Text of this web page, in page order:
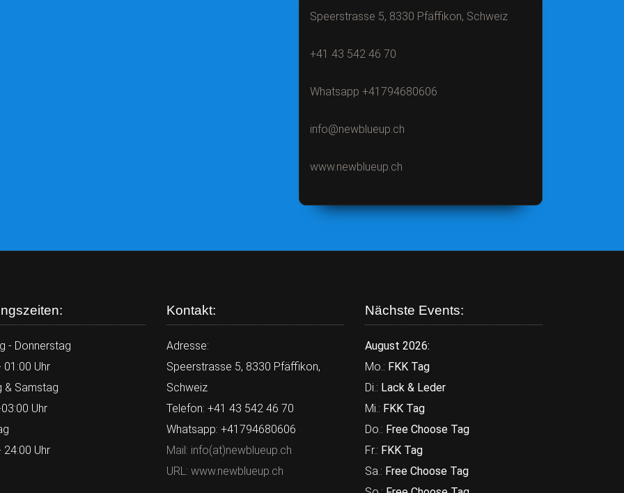
Speerstrasse 5, 8330 Pfäffikon, Schweiz
+41 43 542 46 70
Whatsapp +41794680606
info@newblueup.ch
www.newblueup.ch
- Donnerstag
01:00 Uhr
& Samstag
Uhr
24:00 Uhr
Kontakt:
Adresse:
Speerstrasse 5, 8330 Pfäffikon,
Schweiz
Telefon: +41 43 542 46 70
Whatsapp: +41794680606
Mail: info(at)newblueup.ch
URL: www.newblueup.ch
Nächste Events:
August 2026:
Mo.: FKK Tag
Di.: Lack & Leder
Mi.: FKK Tag
Do.: Free Choose Tag
Fr.: FKK Tag
Sa.: Free Choose Tag